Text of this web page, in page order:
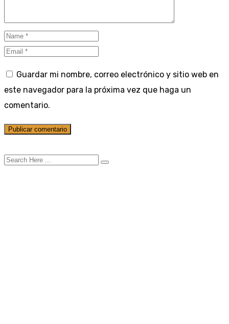
Guardar mi nombre, correo electrónico y sitio web en
este navegador para la próxima vez que haga un
comentario.